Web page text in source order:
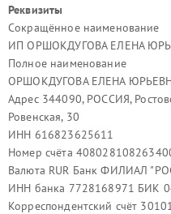
Реквизиты
Сокращённое наименование
ИП ОРШОКДУГОВА ЕЛЕНА
Полное наименование
ОРШОКДУГОВА ЕЛЕНА
Адрес 344090, РОССИЯ,
Ровенская, 30
ИНН 616823625611
Номер счёта
Валюта RUR Банк ФИЛИАЛ
ИНН банка 7728168971 БИК
Корреспондентский счёт